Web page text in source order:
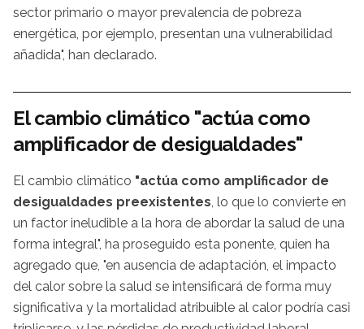
sector primario o mayor prevalencia de pobreza
energética, por ejemplo, presentan una vulnerabilidad
añadida", han declarado.
El cambio climático "actúa como
amplificador de desigualdades"
El cambio climático "actúa como amplificador de
desigualdades preexistentes, lo que lo convierte en
un factor ineludible a la hora de abordar la salud de una
forma integral", ha proseguido esta ponente, quien ha
agregado que, "en ausencia de adaptación, el impacto
del calor sobre la salud se intensificará de forma muy
significativa y la mortalidad atribuible al calor podría casi